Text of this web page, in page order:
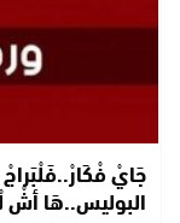
جَايْ
البوليس..هَا أشْ